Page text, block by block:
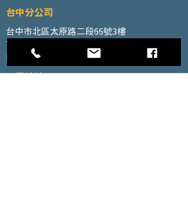
台中分公司
台中市北區太原路二段66號3樓
TEL：+886-4-2202-5660
FAX：+886-4-2206-3527
工廠地址